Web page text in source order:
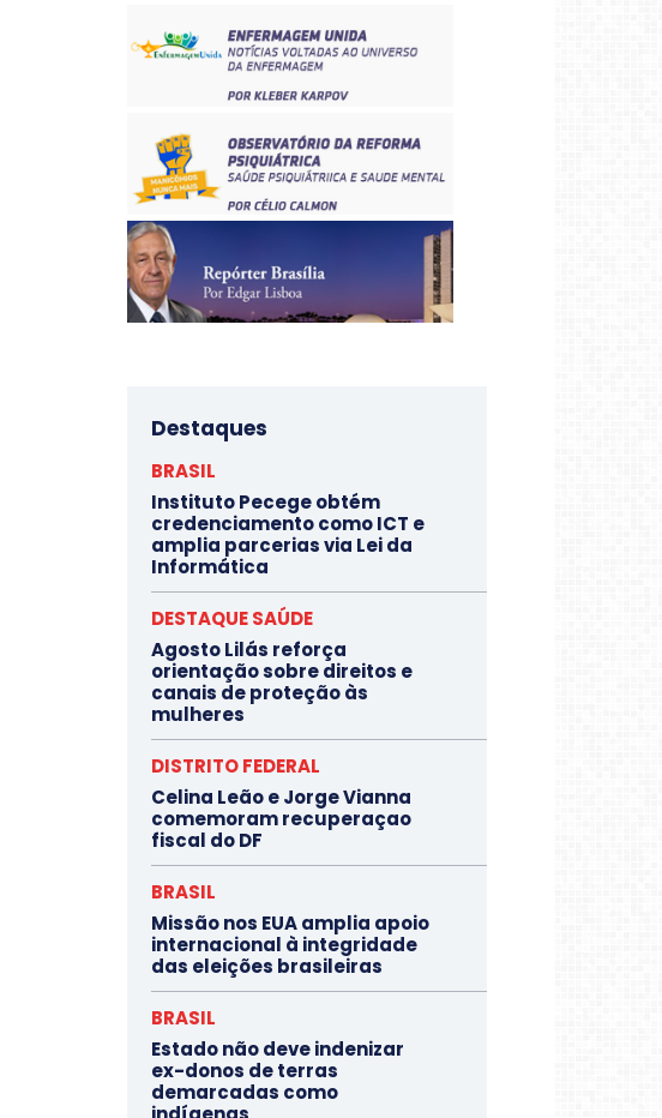
Destaques
BRASIL
Instituto Pecege obtém
credenciamento como ICT e
amplia parcerias via Lei da
Informática
DESTAQUE SAÚDE
Agosto Lilás reforça
orientação sobre direitos e
canais de proteção às
mulheres
DISTRITO FEDERAL
Celina Leão e Jorge Vianna
comemoram recuperaçao
fiscal do DF
BRASIL
Missão nos EUA amplia apoio
internacional à integridade
das eleições brasileiras
BRASIL
Estado não deve indenizar
ex-donos de terras
demarcadas como